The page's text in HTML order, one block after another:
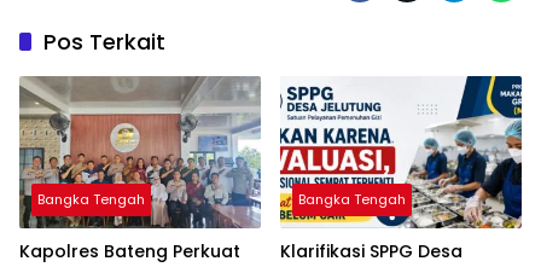
Pos Terkait
Bangka Tengah
‎Kapolres Bateng Perkuat
Bangka Tengah
‎Klarifikasi SPPG Desa